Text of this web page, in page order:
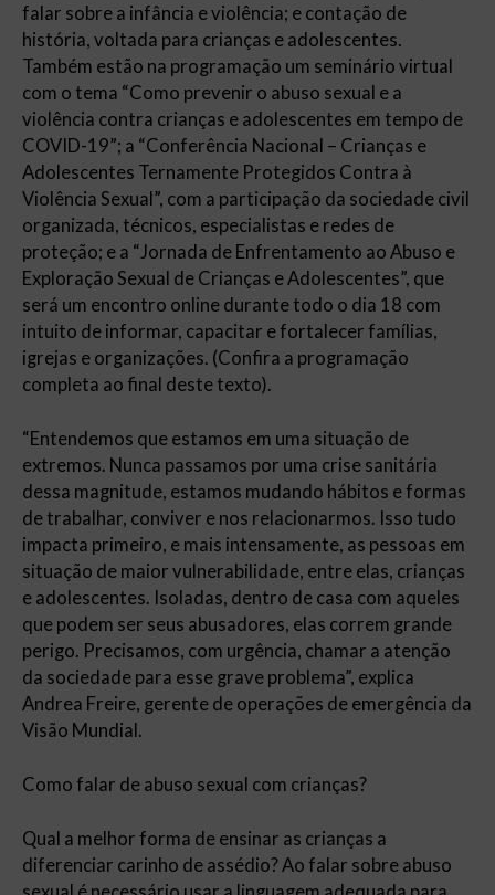
falar sobre a infância e violência; e contação de
história, voltada para crianças e adolescentes.
Também estão na programação um seminário virtual
com o tema “Como prevenir o abuso sexual e a
violência contra crianças e adolescentes em tempo de
COVID-19”; a “Conferência Nacional – Crianças e
Adolescentes Ternamente Protegidos Contra à
Violência Sexual”, com a participação da sociedade civil
organizada, técnicos, especialistas e redes de
proteção; e a “Jornada de Enfrentamento ao Abuso e
Exploração Sexual de Crianças e Adolescentes”, que
será um encontro online durante todo o dia 18 com
intuito de informar, capacitar e fortalecer famílias,
igrejas e organizações. (Confira a programação
completa ao final deste texto).
“Entendemos que estamos em uma situação de
extremos. Nunca passamos por uma crise sanitária
dessa magnitude, estamos mudando hábitos e formas
de trabalhar, conviver e nos relacionarmos. Isso tudo
impacta primeiro, e mais intensamente, as pessoas em
situação de maior vulnerabilidade, entre elas, crianças
e adolescentes. Isoladas, dentro de casa com aqueles
que podem ser seus abusadores, elas correm grande
perigo. Precisamos, com urgência, chamar a atenção
da sociedade para esse grave problema”, explica
Andrea Freire, gerente de operações de emergência da
Visão Mundial.
Como falar de abuso sexual com crianças?
Qual a melhor forma de ensinar as crianças a
diferenciar carinho de assédio? Ao falar sobre abuso